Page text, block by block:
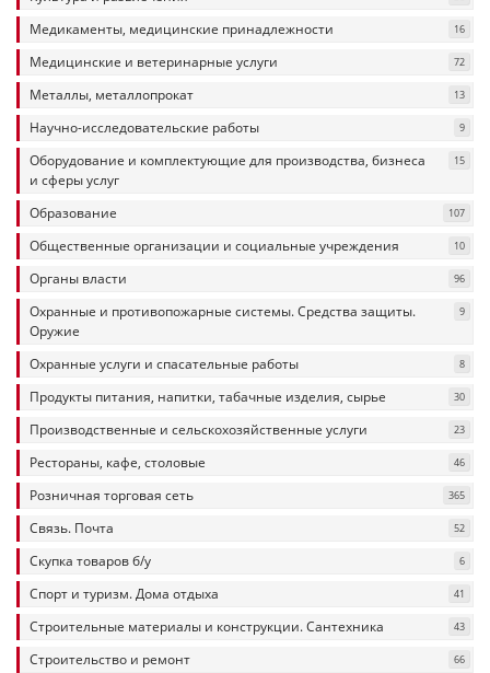
Медикаменты, медицинские принадлежности 16
Медицинские и ветеринарные услуги 72
Металлы, металлопрокат 13
Научно-исследовательские работы 9
Оборудование и комплектующие для производства, бизнеса
и сферы услуг
15
Образование 107
Общественные организации и социальные учреждения 10
Органы власти 96
Охранные и противопожарные системы. Средства защиты.
Оружие
9
Охранные услуги и спасательные работы 8
Продукты питания, напитки, табачные изделия, сырье 30
Производственные и сельскохозяйственные услуги 23
Рестораны, кафе, столовые 46
Розничная торговая сеть 365
Связь. Почта 52
Скупка товаров б/у 6
Спорт и туризм. Дома отдыха 41
Строительные материалы и конструкции. Сантехника 43
Строительство и ремонт 66